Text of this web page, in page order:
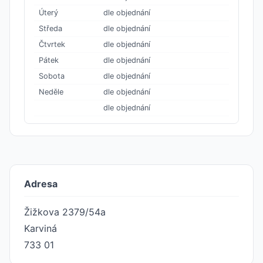
Úterý
dle objednání
Středa
dle objednání
Čtvrtek
dle objednání
Pátek
dle objednání
Sobota
dle objednání
Neděle
dle objednání
dle objednání
Adresa
Žižkova 2379/54a
Karviná
733 01